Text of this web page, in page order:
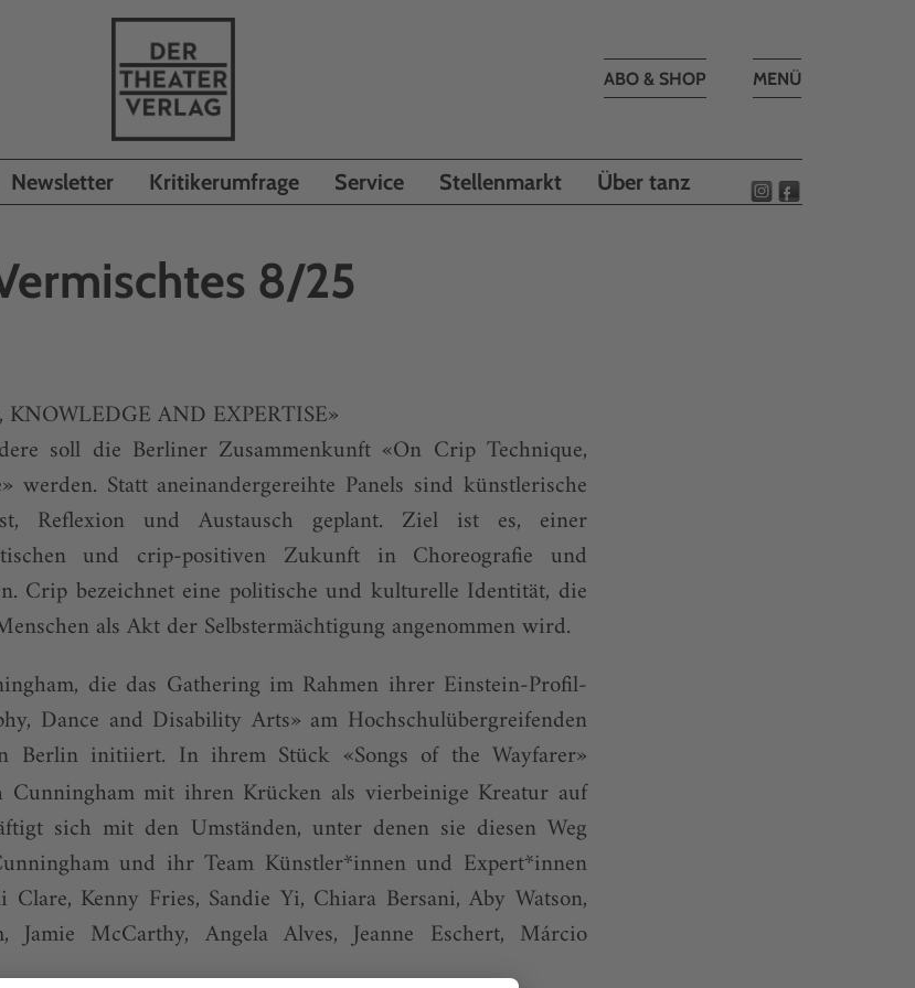
Toggle
MENÜ
ABO & SHOP
Newsletter Kritikerumfrage Service Stellenmarkt Über tanz
8/25
AND EXPERTISE»
soll die Berliner Zusammenkunft «On Crip Technique,
werden. Statt aneinandergereihte Panels sind künstlerische
Reflexion und Austausch geplant. Ziel ist es, einer
und crip-positiven Zukunft in Choreografie und
Crip bezeichnet eine politische und kulturelle Identität, die
als Akt der Selbstermächtigung angenommen wird.
die das Gathering im Rahmen ihrer Einstein-Profil-
Dance and Disability Arts» am Hochschulübergreifenden
initiiert. In ihrem Stück «Songs of the Wayfarer»
mit ihren Krücken als vierbeinige Kreatur auf
sich mit den Umständen, unter denen sie diesen Weg
und ihr Team Künstler*innen und Expert*innen
Kenny Fries, Sandie Yi, Chiara Bersani, Aby Watson,
Jamie McCarthy, Angela Alves, Jeanne Eschert, Márcio